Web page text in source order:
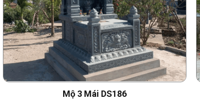
Mộ 3 Mái DS186